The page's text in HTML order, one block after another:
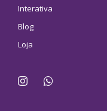
Interativa
Blog
Loja